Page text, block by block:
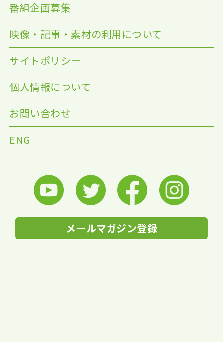
番組企画募集
映像・記事・素材の利用について
サイトポリシー
個人情報について
お問い合わせ
ENG
メールマガジン登録